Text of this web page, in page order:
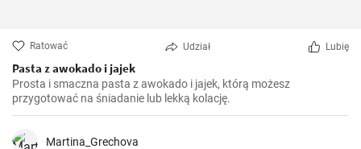
Ratować Udział Lubię
Pasta z awokado i jajek
Prosta i smaczna pasta z awokado i jajek, którą możesz
przygotować na śniadanie lub lekką kolację.
Martina_Grechova